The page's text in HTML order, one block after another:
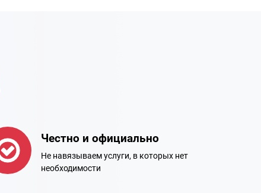
Честно и официально
Не навязываем услуги, в которых нет
необходимости